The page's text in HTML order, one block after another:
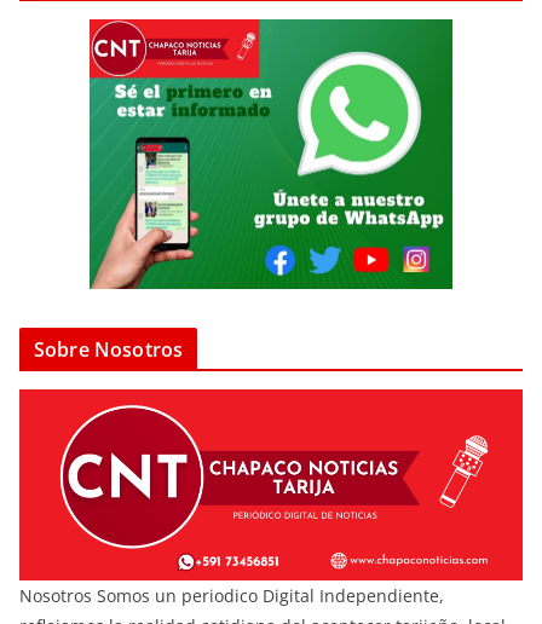
Sobre Nosotros
Nosotros Somos un periodico Digital Independiente,